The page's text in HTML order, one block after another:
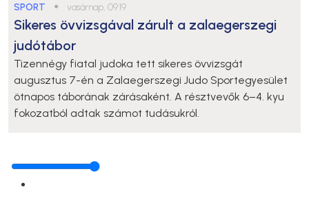
SPORT ● vasárnap, 09:19
Sikeres övvizsgával zárult a zalaegerszegi
judótábor
Tizennégy fiatal judoka tett sikeres övvizsgát
augusztus 7-én a Zalaegerszegi Judo Sportegyesület
ötnapos táborának zárásaként. A résztvevők 6–4. kyu
fokozatból adtak számot tudásukról.